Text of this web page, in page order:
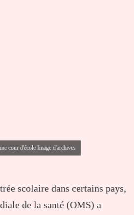
cour d'école Image d'archives
scolaire dans certains pays,
de la santé (OMS) a